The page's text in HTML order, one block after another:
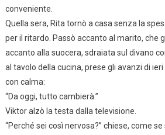
conveniente.
Quella sera, Rita tornò a casa senza la
per il ritardo. Passò accanto al marito, che
accanto alla suocera, sdraiata sul divano
al tavolo della cucina, prese gli avanzi di
con calma:
“Da oggi, tutto cambierà.”
Viktor alzò la testa dalla televisione.
“Perché sei così nervosa?” chiese, come